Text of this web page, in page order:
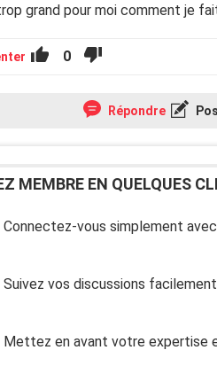
grand pour moi comment je
0
Répondre
MEMBRE EN QUELQUES
Connectez-vous simplement
Suivez vos discussions
Mettez en avant votre expertise